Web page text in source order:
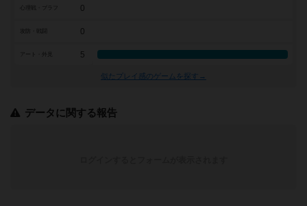
0
0
アート・外見 5
似たプレイ感のゲームを探す→
データに関する報告